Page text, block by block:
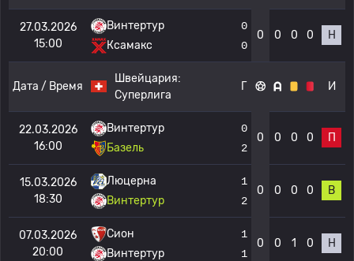
27.03.2026
15:00
Винтертур
Ксамакс
0
0
0 0 0 0 Н
Дата / Время
Швейцария:
Суперлига
Г И
22.03.2026
16:00
Винтертур
Базель
0
2
0 0 0 0 П
15.03.2026
18:30
Люцерна
Винтертур
1
2
0 0 0 0 В
07.03.2026
20:00
Сион
Винтертур
1
1
0 0 1 0 Н